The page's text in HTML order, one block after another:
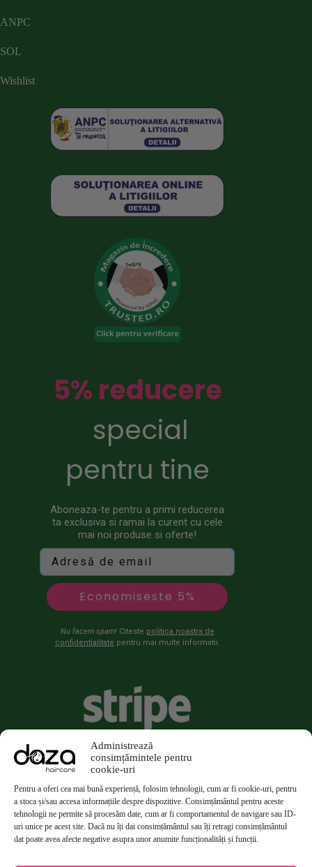
ANPC
SOL
Wishlist
5% reducere
special
pentru tine
Aboneaza-te pentru a primi reducerea
ta exclusiva si ramai la curent cu cele
mai noi produse si oferte!
Economiseste 5%
Nu facem spam!Citeste politica noastra de
confidentialitate pentru mai multe informatii.
Administrează
consimțămintele pentru
cookie-uri
Pentru a oferi cea mai bună experiență, folosim tehnologii, cum ar fi cookie-uri, pentru
a stoca și/sau accesa informațiile despre dispozitive. Consimțământul pentru aceste
tehnologii ne permite să procesăm date, cum ar fi comportamentul de navigare sau ID-
uri unice pe acest site. Dacă nu îți dai consimțământul sau îți retragi consimțământul
dat poate avea afecte negative asupra unor anumite funcționalități și funcții.